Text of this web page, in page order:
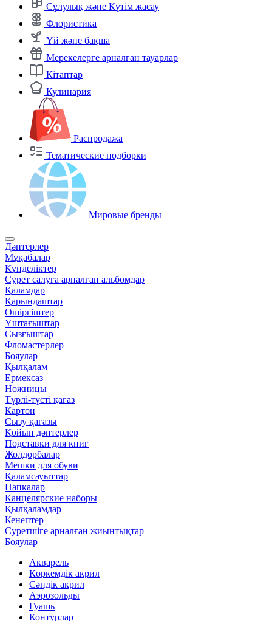
Сұлулық және Күтім жасау
Флористика
Үй және бақша
Мерекелерге арналған тауарлар
Кітаптар
Кулинария
Распродажа
Тематические подборки
Мировые бренды
Дәптерлер
Мұқабалар
Күнделіктер
Сурет салуға арналған альбомдар
Қаламдар
Қарындаштар
Өшіргіштер
Ұштағыштар
Сызғыштар
Фломастерлер
Бояулар
Қылқалам
Ермексаз
Ножницы
Түрлі-түсті қағаз
Картон
Сызу қағазы
Қойын дәптерлер
Подставки для книг
Жолдорбалар
Мешки для обуви
Қаламсауыттар
Папкалар
Канцелярские наборы
Қылқаламдар
Кенептер
Суретшіге арналған жиынтықтар
Бояулар
Акварель
Көркемдік акрил
Сәндік акрил
Аэрозольды
Гуашь
Контурлар